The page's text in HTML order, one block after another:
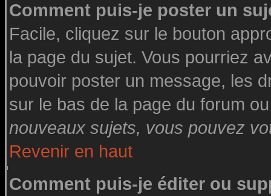
Comment puis-je poster un
Facile, cliquez sur le bouton
la page du sujet. Vous pourriez
pouvoir poster un message, les
sur le bas de la page du forum
nouveaux sujets, vous pouvez
Revenir en haut
Comment puis-je éditer ou